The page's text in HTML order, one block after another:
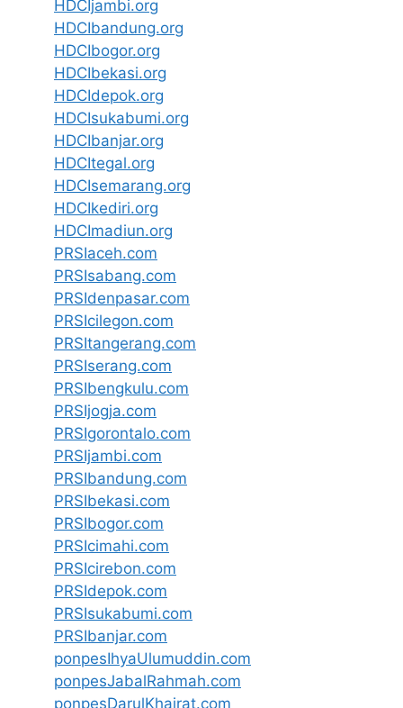
HDCIjambi.org
HDCIbandung.org
HDCIbogor.org
HDCIbekasi.org
HDCIdepok.org
HDCIsukabumi.org
HDCIbanjar.org
HDCItegal.org
HDCIsemarang.org
HDCIkediri.org
HDCImadiun.org
PRSIaceh.com
PRSIsabang.com
PRSIdenpasar.com
PRSIcilegon.com
PRSItangerang.com
PRSIserang.com
PRSIbengkulu.com
PRSIjogja.com
PRSIgorontalo.com
PRSIjambi.com
PRSIbandung.com
PRSIbekasi.com
PRSIbogor.com
PRSIcimahi.com
PRSIcirebon.com
PRSIdepok.com
PRSIsukabumi.com
PRSIbanjar.com
ponpesIhyaUlumuddin.com
ponpesJabalRahmah.com
ponpesDarulKhairat.com